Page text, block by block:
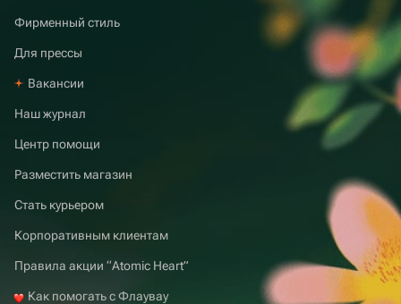
Фирменный стиль
Для прессы
Вакансии
Наш журнал
Центр помощи
Разместить магазин
Стать курьером
Корпоративным клиентам
Правила акции “Atomic Heart”
Как помогать с Флаувау